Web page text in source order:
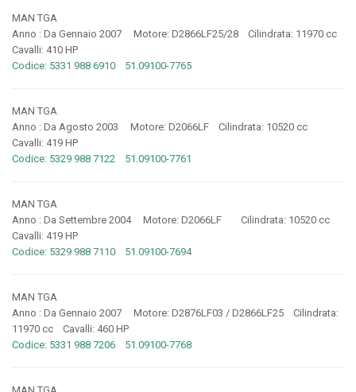
MAN TGA
Anno : Da Gennaio 2007 Motore: D2866LF25/28 Cilindrata: 11970 cc
Cavalli: 410 HP
Codice: 5331 988 6910 51.09100-7765
MAN TGA
Anno : Da Agosto 2003 Motore: D2066LF Cilindrata: 10520 cc
Cavalli: 419 HP
Codice: 5329 988 7122 51.09100-7761
MAN TGA
Anno : Da Settembre 2004 Motore: D2066LF Cilindrata: 10520 cc
Cavalli: 419 HP
Codice: 5329 988 7110 51.09100-7694
MAN TGA
Anno : Da Gennaio 2007 Motore: D2876LF03 / D2866LF25 Cilindrata:
11970 cc Cavalli: 460 HP
Codice: 5331 988 7206 51.09100-7768